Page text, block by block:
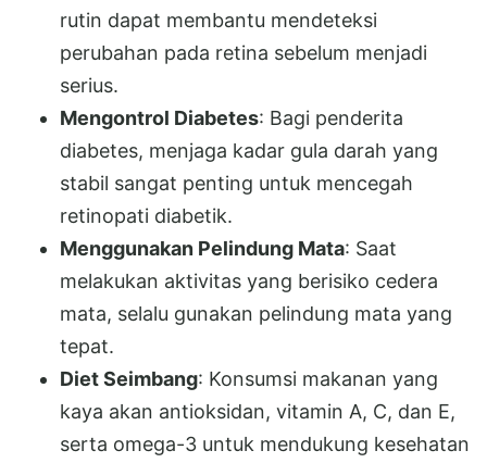
rutin dapat membantu mendeteksi
perubahan pada retina sebelum menjadi
serius.
Mengontrol Diabetes: Bagi penderita
diabetes, menjaga kadar gula darah yang
stabil sangat penting untuk mencegah
retinopati diabetik.
Menggunakan Pelindung Mata: Saat
melakukan aktivitas yang berisiko cedera
mata, selalu gunakan pelindung mata yang
tepat.
Diet Seimbang: Konsumsi makanan yang
kaya akan antioksidan, vitamin A, C, dan E,
serta omega-3 untuk mendukung kesehatan